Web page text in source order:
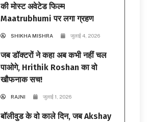
की मोस्ट अवेटेड फिल्म
Maatrubhumi पर लगा ग्रहण
SHIKHA MISHRA जुलाई 4, 2026
जब डॉक्टरों ने कहा अब कभी नहीं चल
पाओगे, Hrithik Roshan का वो
खौफनाक सच!
RAJNI जुलाई 1, 2026
बॉलीवुड के वो काले दिन, जब Akshay